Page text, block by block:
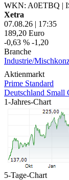
WKN: A0ETBQ |
Xetra
07.08.26 | 17:35
189,20 Euro
-0,63 % -1,20
Branche
Industrie/
Aktienmarkt
Prime Standard
Deutschland Small
1-Jahres-Chart
5-Tage-Chart